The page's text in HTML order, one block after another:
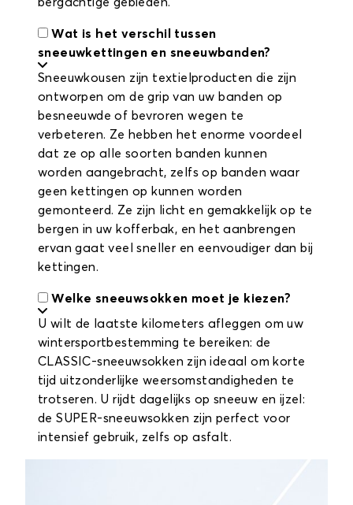
Wat is het verschil tussen
sneeuwkettingen en sneeuwbanden?
Sneeuwkousen zijn textielproducten die zijn
ontworpen om de grip van uw banden op
besneeuwde of bevroren wegen te
verbeteren. Ze hebben het enorme voordeel
dat ze op alle soorten banden kunnen
worden aangebracht, zelfs op banden waar
geen kettingen op kunnen worden
gemonteerd. Ze zijn licht en gemakkelijk op te
bergen in uw kofferbak, en het aanbrengen
ervan gaat veel sneller en eenvoudiger dan bij
kettingen.
Welke sneeuwsokken moet je kiezen?
U wilt de laatste kilometers afleggen om uw
wintersportbestemming te bereiken: de
CLASSIC-sneeuwsokken zijn ideaal om korte
tijd uitzonderlijke weersomstandigheden te
trotseren. U rijdt dagelijks op sneeuw en ijzel:
de SUPER-sneeuwsokken zijn perfect voor
intensief gebruik, zelfs op asfalt.